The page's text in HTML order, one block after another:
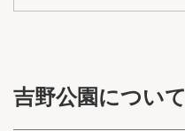
吉野公園について